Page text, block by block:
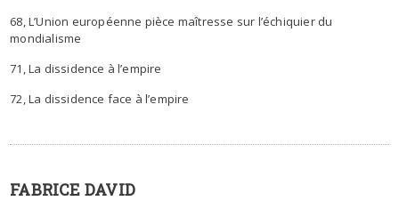
68, L’Union européenne pièce maîtresse sur l’échiquier du
mondialisme
71, La dissidence à l’empire
72, La dissidence face à l’empire
FABRICE DAVID